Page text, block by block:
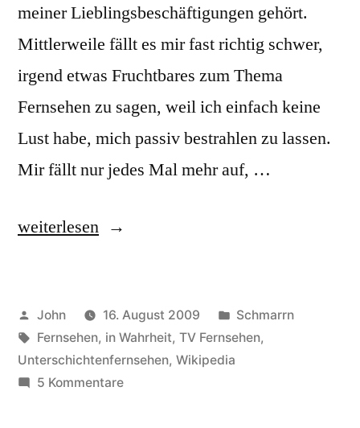
meiner Lieblingsbeschäftigungen gehört.
Mittlerweile fällt es mir fast richtig schwer,
irgend etwas Fruchtbares zum Thema
Fernsehen zu sagen, weil ich einfach keine
Lust habe, mich passiv bestrahlen zu lassen.
Mir fällt nur jedes Mal mehr auf, …
„Unterschichtenfernsehen
ist
das
eigentlich?“
weiterlesen
Veröffentlicht
von
John 16. August 2009
Veröffentlicht
in
Schmarrn
Schlagwörter:
Fernsehen, in Wahrheit, TV Fernsehen,
Unterschichtenfernsehen, Wikipedia
5 Kommentarezu